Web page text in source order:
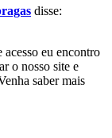
disse:
eu encontro
o nosso site e
saber mais